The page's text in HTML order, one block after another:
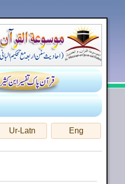
Eng
Ur-Latn